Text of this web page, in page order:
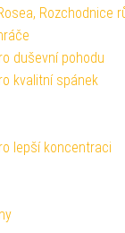
Rozchodnice
duševní pohodu
kvalitní spánek
lepší koncentraci